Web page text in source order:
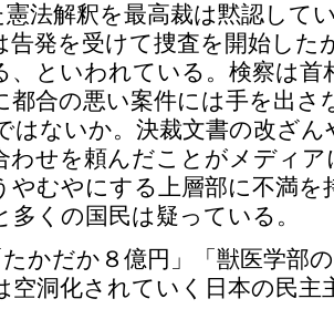
法解釈を最高裁は黙認して
告発を受けて捜査を開始した
、といわれている。検察は首
都合の悪い案件には手を出さ
はないか。決裁文書の改ざん
わせを頼んだことがメディ
やむやにする上層部に不満
多くの国民は疑っている。
かだか８億円」「獣医学部
空洞化されていく日本の民主